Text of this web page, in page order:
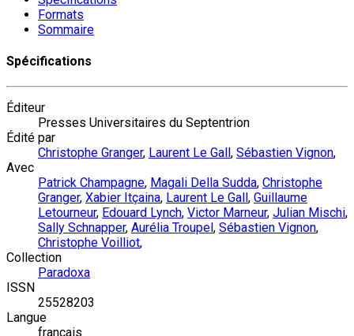
Formats
Sommaire
Spécifications
Éditeur
Presses Universitaires du Septentrion
Édité par
Christophe Granger, Laurent Le Gall, Sébastien Vignon,
Avec
Patrick Champagne, Magali Della Sudda, Christophe
Granger, Xabier Itçaina, Laurent Le Gall, Guillaume
Letourneur, Edouard Lynch, Victor Marneur, Julian Mischi,
Sally Schnapper, Aurélia Troupel, Sébastien Vignon,
Christophe Voilliot,
Collection
Paradoxa
ISSN
25528203
Langue
français